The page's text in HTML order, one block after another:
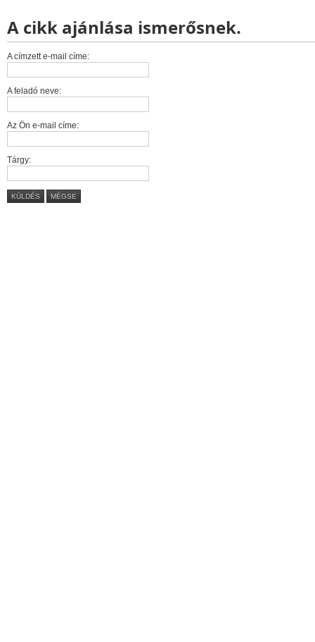
A cikk ajánlása ismerősnek.
A címzett e-mail címe:
A feladó neve:
Az Ön e-mail címe:
Tárgy:
KÜLDÉS MÉGSE